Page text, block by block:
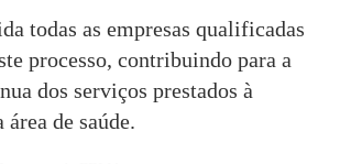
todas as empresas qualificadas
processo, contribuindo para a
dos serviços prestados à
de saúde.